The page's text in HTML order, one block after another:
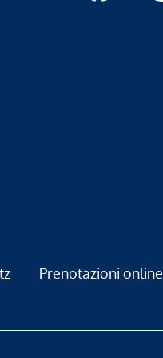
Prenotazioni online